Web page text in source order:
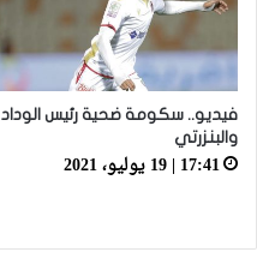
فيديو.. سكومة ضحية رئيس الوداد
والبنزرتي
17:41 | 19 يوليو، 2021